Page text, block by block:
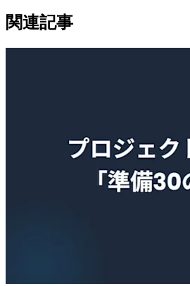
関連記事